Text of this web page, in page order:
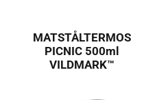
MATSTÅLTERMOS
PICNIC 500ml
VILDMARK™